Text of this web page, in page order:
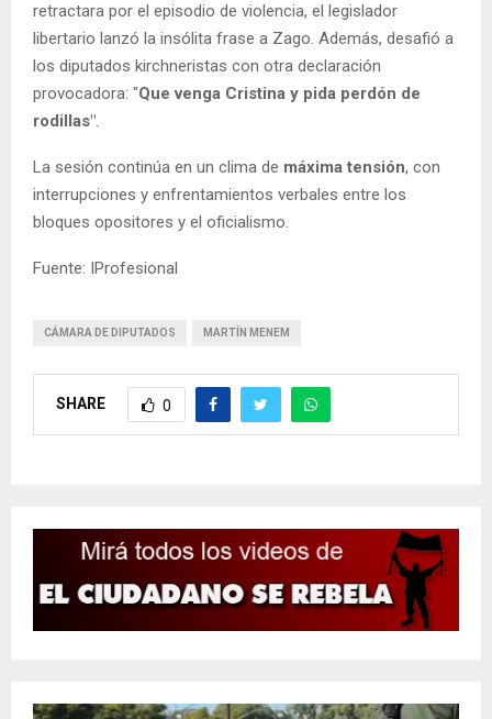
retractara por el episodio de violencia, el legislador
libertario lanzó la insólita frase a Zago. Además, desafió a
los diputados kirchneristas con otra declaración
provocadora: "Que venga Cristina y pida perdón de
rodillas".
La sesión continúa en un clima de máxima tensión, con
interrupciones y enfrentamientos verbales entre los
bloques opositores y el oficialismo.
Fuente: IProfesional
CÁMARA DE DIPUTADOS MARTÍN MENEM
SHARE 0